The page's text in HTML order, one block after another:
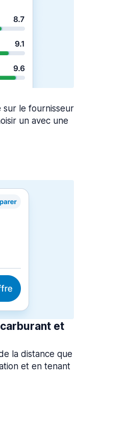
sur le fournisseur
un avec une
et
la distance que
et en tenant